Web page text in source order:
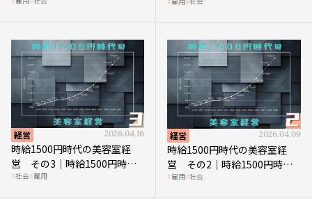
上につなげる賢い助成金活用
経営 2026.04.16
時給1500円時代の美容室経
営 その3｜時給1500円時
代、美容業はどのような影響
社会 雇用
経営 2026.04.09
時給1500円時代の美容室経
営 その2｜時給1500円時代
に支払う給与はいくらなのか
雇用 社会